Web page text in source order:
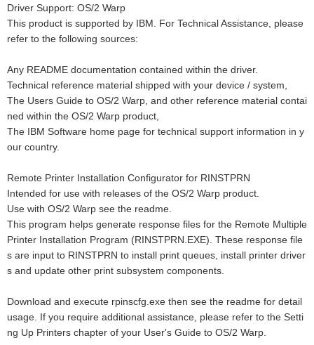
Driver Support: OS/2 Warp
This product is supported by IBM. For Technical Assistance, please
refer to the following sources:
Any README documentation contained within the driver.
Technical reference material shipped with your device / system,
The Users Guide to OS/2 Warp, and other reference material contai
ned within the OS/2 Warp product,
The IBM Software home page for technical support information in y
our country.
Remote Printer Installation Configurator for RINSTPRN
Intended for use with releases of the OS/2 Warp product.
Use with OS/2 Warp see the readme.
This program helps generate response files for the Remote Multiple
Printer Installation Program (RINSTPRN.EXE). These response file
s are input to RINSTPRN to install print queues, install printer driver
s and update other print subsystem components.
Download and execute rpinscfg.exe then see the readme for detail
usage. If you require additional assistance, please refer to the Setti
ng Up Printers chapter of your User's Guide to OS/2 Warp.